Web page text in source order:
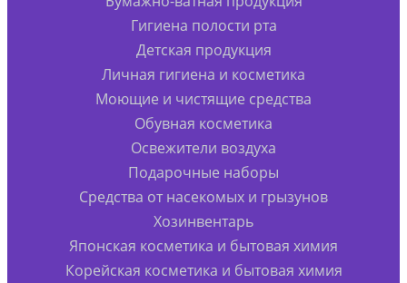
Гигиена полости рта
Детская продукция
Личная гигиена и косметика
Моющие и чистящие средства
Обувная косметика
Освежители воздуха
Подарочные наборы
Средства от насекомых и грызунов
Хозинвентарь
Японская косметика и бытовая химия
Корейская косметика и бытовая химия